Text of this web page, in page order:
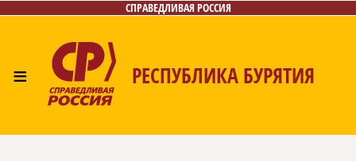
СПРАВЕДЛИВАЯ РОССИЯ
≡ РЕСПУБЛИКА БУРЯТИЯ